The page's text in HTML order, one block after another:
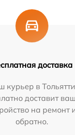
доставка
курьер в Тольятти
доставит
на ремонт
обратно.